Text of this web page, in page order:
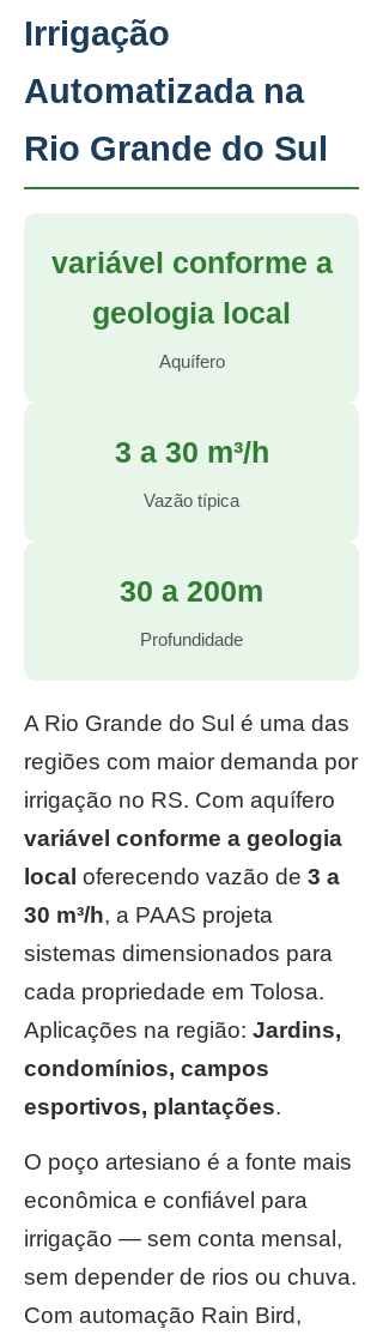
Irrigação
Automatizada na
Rio Grande do Sul
variável conforme a
geologia local
Aquífero
3 a 30 m³/h
Vazão típica
30 a 200m
Profundidade
A Rio Grande do Sul é uma das
regiões com maior demanda por
irrigação no RS. Com aquífero
variável conforme a geologia
local oferecendo vazão de 3 a
30 m³/h, a PAAS projeta
sistemas dimensionados para
cada propriedade em Tolosa.
Aplicações na região: Jardins,
condomínios, campos
esportivos, plantações.
O poço artesiano é a fonte mais
econômica e confiável para
irrigação — sem conta mensal,
sem depender de rios ou chuva.
Com automação Rain Bird,